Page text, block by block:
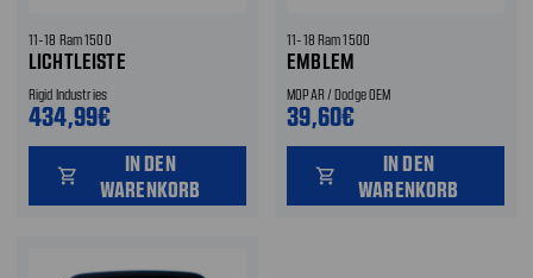
11-18 Ram 1500
LICHTLEISTE
Rigid Industries
434,99€
shopping_cart
IN DEN
WARENKORB
11-18 Ram 1500
EMBLEM
MOPAR / Dodge OEM
39,60€
shopping_cart
IN DEN
WARENKORB